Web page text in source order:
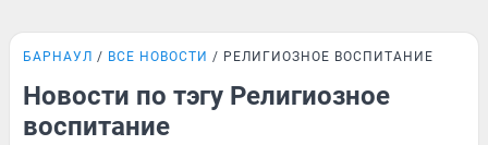
БАРНАУЛ ВСЕ НОВОСТИ РЕЛИГИОЗНОЕ ВОСПИТАНИЕ
Новости по тэгу Религиозное
воспитание